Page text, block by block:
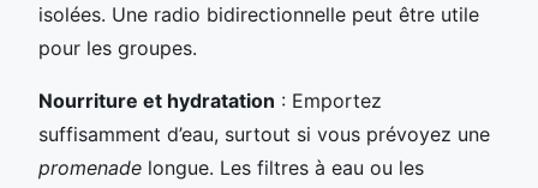
isolées. Une radio bidirectionnelle peut être utile
pour les groupes.
Nourriture et hydratation : Emportez
suffisamment d’eau, surtout si vous prévoyez une
promenade longue. Les filtres à eau ou les